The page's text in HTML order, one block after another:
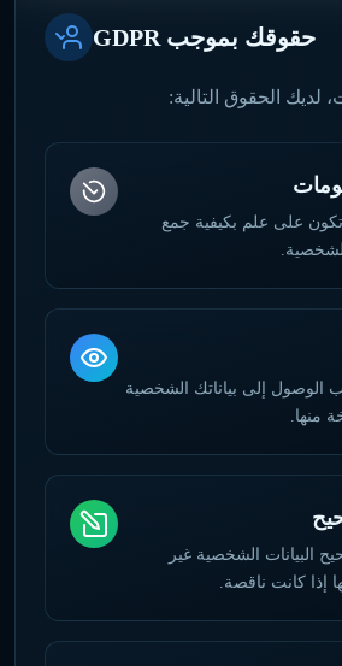
حقوقك بموجب GDPR
الحقوق التالية:
على علم بكيفية جمع
إلى بياناتك الشخصية
منها.
البيانات الشخصية غير
إذا كانت ناقصة.